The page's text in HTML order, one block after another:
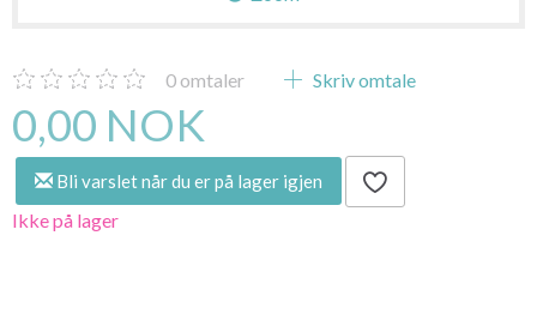
0 omtaler Skriv omtale
0,00 NOK
Bli varslet når du er på lager igjen
Ikke på lager